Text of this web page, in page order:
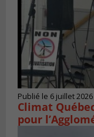
Publié le 6 juillet
Climat
pour